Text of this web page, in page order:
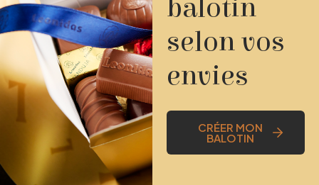
balotin
selon vos
envies
CRÉER MON
BALOTIN